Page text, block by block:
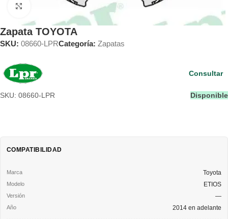
Clic para ampliar
Zapata TOYOTA
SKU: 08660-LPRCategoría: Zapatas
SKU: 08660-LPR Disponible
Consultar
COMPATIBILIDAD
Toyota
ETIOS
—
2014 en adelante